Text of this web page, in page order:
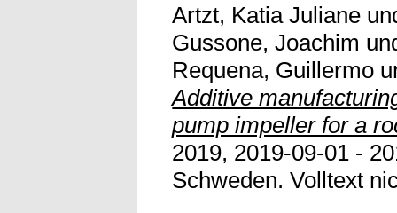
Artzt, Katia Juliane
Gussone, Joachim
Requena, Guillermo
Additive
pump impeller for a
2019, 2019-09-01 -
Schweden. Volltext